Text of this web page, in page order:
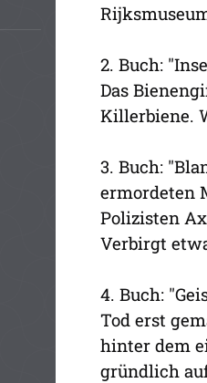
2. Buch:
Das
Killerbiene.
3. Buch:
ermordeten
Polizisten
Verbirgt
4. Buch:
Tod erst
hinter dem
gründlich